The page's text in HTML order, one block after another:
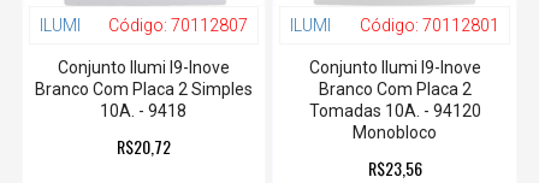
ILUMI Código: 70112807
Conjunto Ilumi I9-Inove
Branco Com Placa 2 Simples
10A. - 9418
R$20,72
ILUMI Código: 70112801
Conjunto Ilumi I9-Inove
Branco Com Placa 2
Tomadas 10A. - 94120
Monobloco
R$23,56